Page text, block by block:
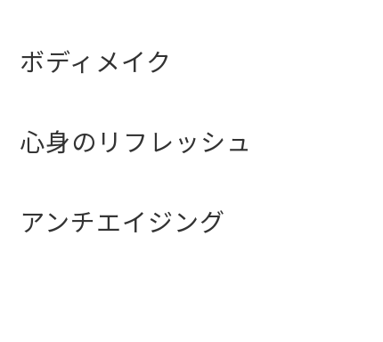
ボディメイク
心身のリフレッシュ
アンチエイジング